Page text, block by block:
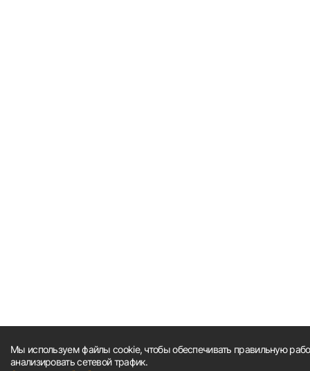
Мы используем файлы cookie, чтобы обеспечивать правильную
анализировать сетевой трафик.